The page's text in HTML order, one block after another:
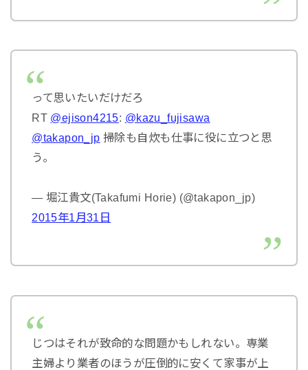
って思いたいだけだろ
RT @ejison4215: @kazu_fujisawa
@takapon_jp 掃除も自炊も仕事に役に立つと思
う。
— 堀江貴文(Takafumi Horie) (@takapon_jp)
2015年1月31日
じつはそれが致命的な問題かもしれない。専業
主婦より業者のほうが圧倒的に安くて家事が上